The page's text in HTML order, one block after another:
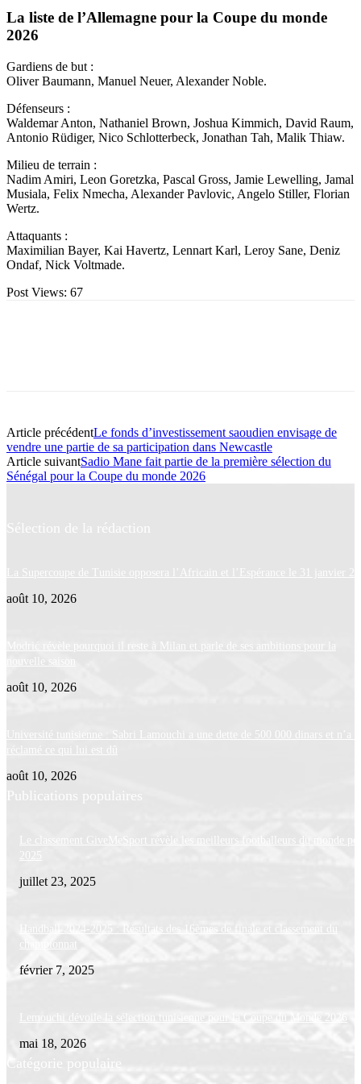
La liste de l’Allemagne pour la Coupe du monde
2026
Gardiens de but :
Oliver Baumann, Manuel Neuer, Alexander Noble.
Défenseurs :
Waldemar Anton, Nathaniel Brown, Joshua Kimmich, David Raum,
Antonio Rüdiger, Nico Schlotterbeck, Jonathan Tah, Malik Thiaw.
Milieu de terrain :
Nadim Amiri, Leon Goretzka, Pascal Gross, Jamie Lewelling, Jamal
Musiala, Felix Nmecha, Alexander Pavlovic, Angelo Stiller, Florian
Wertz.
Attaquants :
Maximilian Bayer, Kai Havertz, Lennart Karl, Leroy Sane, Deniz
Ondaf, Nick Voltmade.
Post Views: 67
Article précédentLe fonds d’investissement saoudien envisage de
vendre une partie de sa participation dans Newcastle
Article suivantSadio Mane fait partie de la première sélection du
Sénégal pour la Coupe du monde 2026
Sélection de la rédaction
La Supercoupe de Tunisie opposera l’Africain et l’Espérance le 31 janvier
août 10, 2026
Modrić révèle pourquoi il reste à Milan et parle de ses ambitions pour la
nouvelle saison
août 10, 2026
Université tunisienne : Sabri Lamouchi a une dette de 500 000 dinars et n’a
réclamé ce qui lui est dû
août 10, 2026
Publications populaires
Le classement GiveMeSport révèle les meilleurs footballeurs du monde
2025
juillet 23, 2025
Handball 2024-2025 : Résultats des 16èmes de finale et classement du
championnat
février 7, 2025
Lemouchi dévoile la sélection tunisienne pour la Coupe du Monde 2026
mai 18, 2026
Catégorie populaire